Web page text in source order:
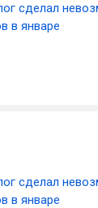
сделал
в январе
сделал
в январе